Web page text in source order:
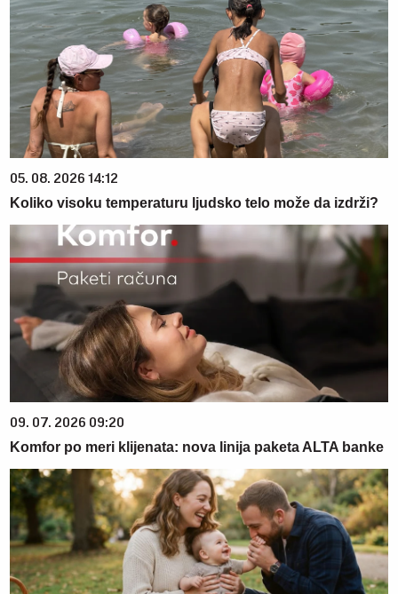
05. 08. 2026 14:12
Koliko visoku temperaturu ljudsko telo može da izdrži?
09. 07. 2026 09:20
Komfor po meri klijenata: nova linija paketa ALTA banke